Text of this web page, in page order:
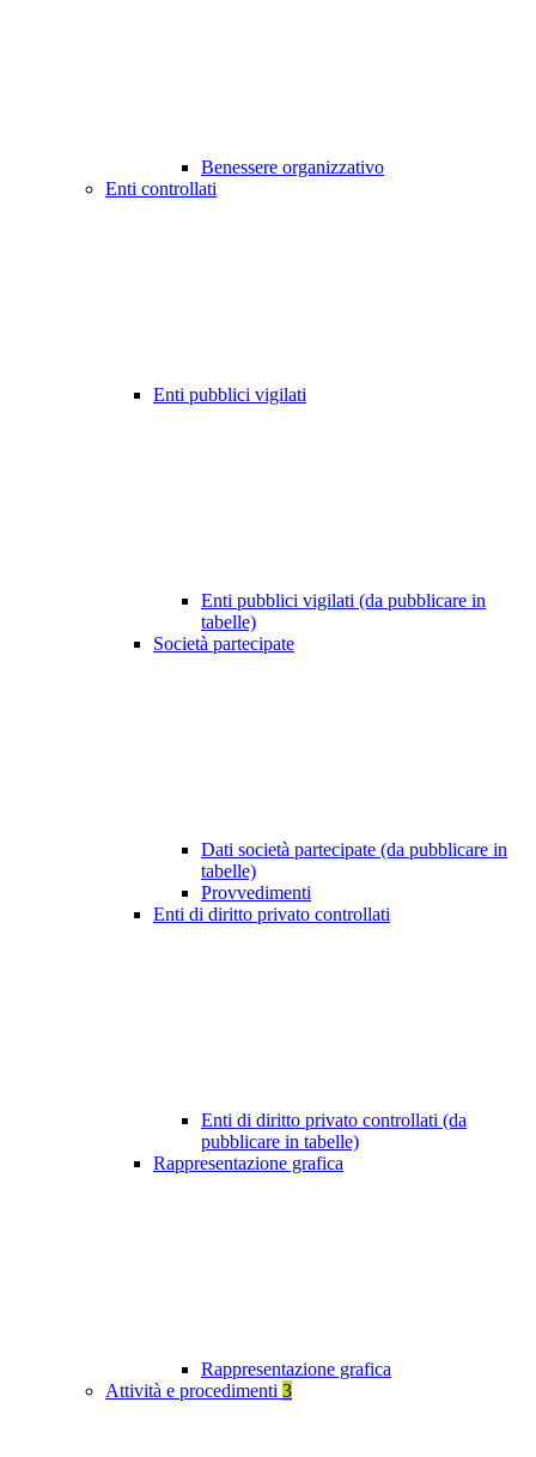
Benessere organizzativo
Enti controllati
Enti pubblici vigilati
Enti pubblici vigilati (da pubblicare in
tabelle)
Società partecipate
Dati società partecipate (da pubblicare in
tabelle)
Provvedimenti
Enti di diritto privato controllati
Enti di diritto privato controllati (da
pubblicare in tabelle)
Rappresentazione grafica
Rappresentazione grafica
Attività e procedimenti 3